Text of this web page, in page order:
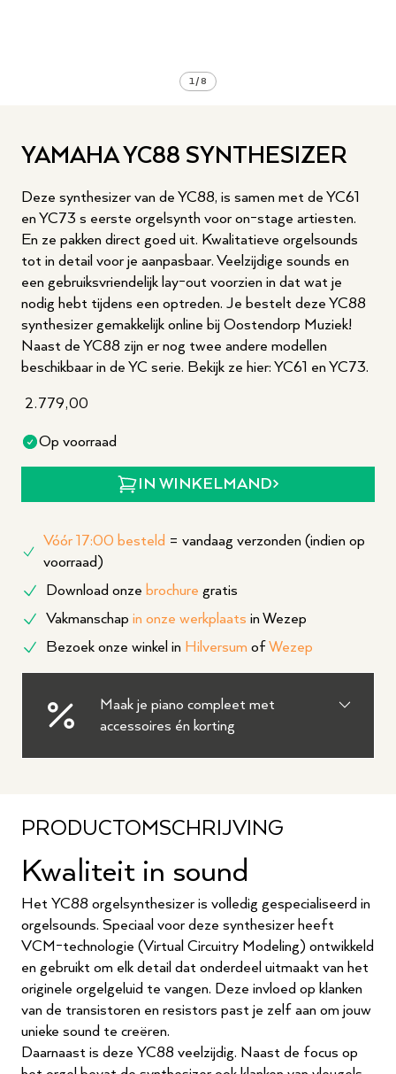
1/ 8
YAMAHA YC88 SYNTHESIZER
Deze synthesizer van de YC88, is samen met de YC61
en YC73 s eerste orgelsynth voor on-stage artiesten.
En ze pakken direct goed uit. Kwalitatieve orgelsounds
tot in detail voor je aanpasbaar. Veelzijdige sounds en
een gebruiksvriendelijk lay-out voorzien in dat wat je
nodig hebt tijdens een optreden. Je bestelt deze YC88
synthesizer gemakkelijk online bij Oostendorp Muziek!
Naast de YC88 zijn er nog twee andere modellen
beschikbaar in de YC serie. Bekijk ze hier: YC61 en YC73.
2.779,00
Op voorraad
IN WINKELMAND
Vóór 17:00 besteld = vandaag verzonden (indien op
voorraad)
Download onze brochure gratis
Vakmanschap in onze werkplaats in Wezep
Bezoek onze winkel in Hilversum of Wezep
Maak je piano compleet met
accessoires én korting
PRODUCTOMSCHRIJVING
Kwaliteit in sound
Het YC88 orgelsynthesizer is volledig gespecialiseerd in
orgelsounds. Speciaal voor deze synthesizer heeft
VCM-technologie (Virtual Circuitry Modeling) ontwikkeld
en gebruikt om elk detail dat onderdeel uitmaakt van het
originele orgelgeluid te vangen. Deze invloed op klanken
van de transistoren en resistors past je zelf aan om jouw
unieke sound te creëren.
Daarnaast is deze YC88 veelzijdig. Naast de focus op